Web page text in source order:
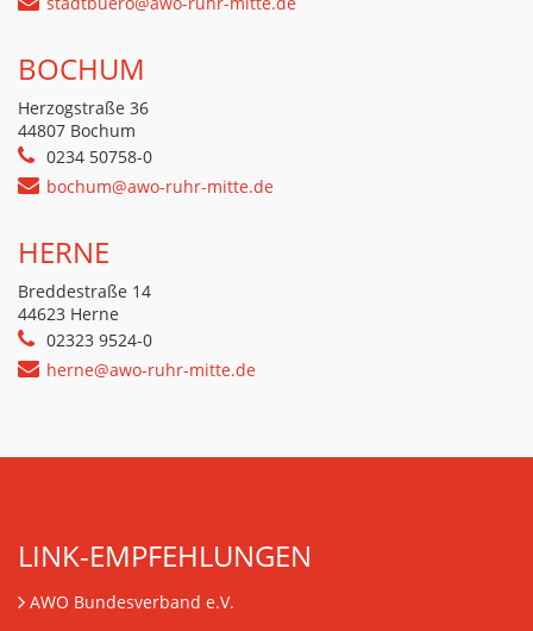
BOCHUM
Herzogstraße 36
44807 Bochum
0234 50758-0
bochum@awo-ruhr-mitte.de
HERNE
Breddestraße 14
44623 Herne
02323 9524-0
herne@awo-ruhr-mitte.de
LINK-EMPFEHLUNGEN
AWO Bundesverband e.V.